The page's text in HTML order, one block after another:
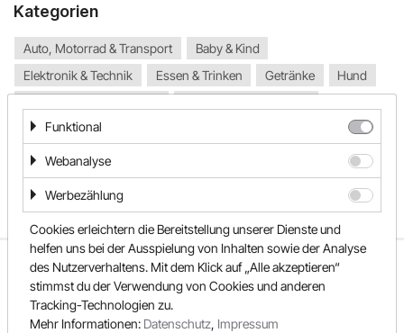
Kategorien
Auto, Motorrad & Transport
Baby & Kind
Elektronik & Technik
Essen & Trinken Getränke
Hund
Mode & Accessoires
Tierbedarf
TV & Video
ÜBER UNS UNSER TEAM
FAQ
REWARDO
KONTAKT
SHOPS
SONDERAKTIONEN
Funktional
Webanalyse
Werbezählung
Cookies erleichtern die Bereitstellung unserer Dienste und
helfen uns bei der Ausspielung von Inhalten sowie der Analyse
des Nutzerverhaltens. Mit dem Klick auf „Alle akzeptieren“
stimmst du der Verwendung von Cookies und anderen
Tracking-Technologien zu.
Mehr Informationen: Datenschutz, Impressum